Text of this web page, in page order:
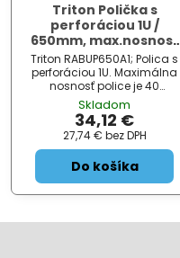
Triton Polička s
perforáciou 1U /
650mm, max.nosnost
40kg
Triton RABUP650A1; Polica s
perforáciou 1U. Maximálna
nosnosť police je 40
kg. ZÁKLADNÉ
ŠPECIFIKÁCIE; Farba:
čierna; Veľkosť: 19 ", hĺbka 650
mm; Dosť ...
Skladom
34,12 €
27,74 € bez DPH
Do košíka